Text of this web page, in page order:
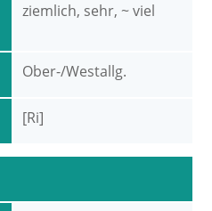
ziemlich, sehr, ~ viel
Ober-/Westallg.
[Ri]